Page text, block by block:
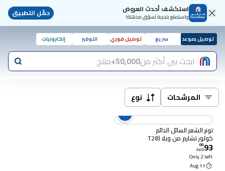
استكشف أحدث العروض
واستمتع بتجربة تسوّق مذهلة! حمّل التطبيق
توصيل بموعد سريع توصيل فوري التوفير إلكترونيات
ابحث بين أكثر من50,000+ منتج
المرشحات نوع
تونر الشعر السائل الدائم
كولور تشارم من ويلا (T28
أشقر طبيعي)
93
.
00
AED
Only 2 left
11 Aug